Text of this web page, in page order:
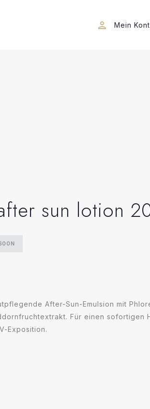
Mein
sun lotion
After-Sun-Emulsion mit
Für einen sofortigen
Exposition.